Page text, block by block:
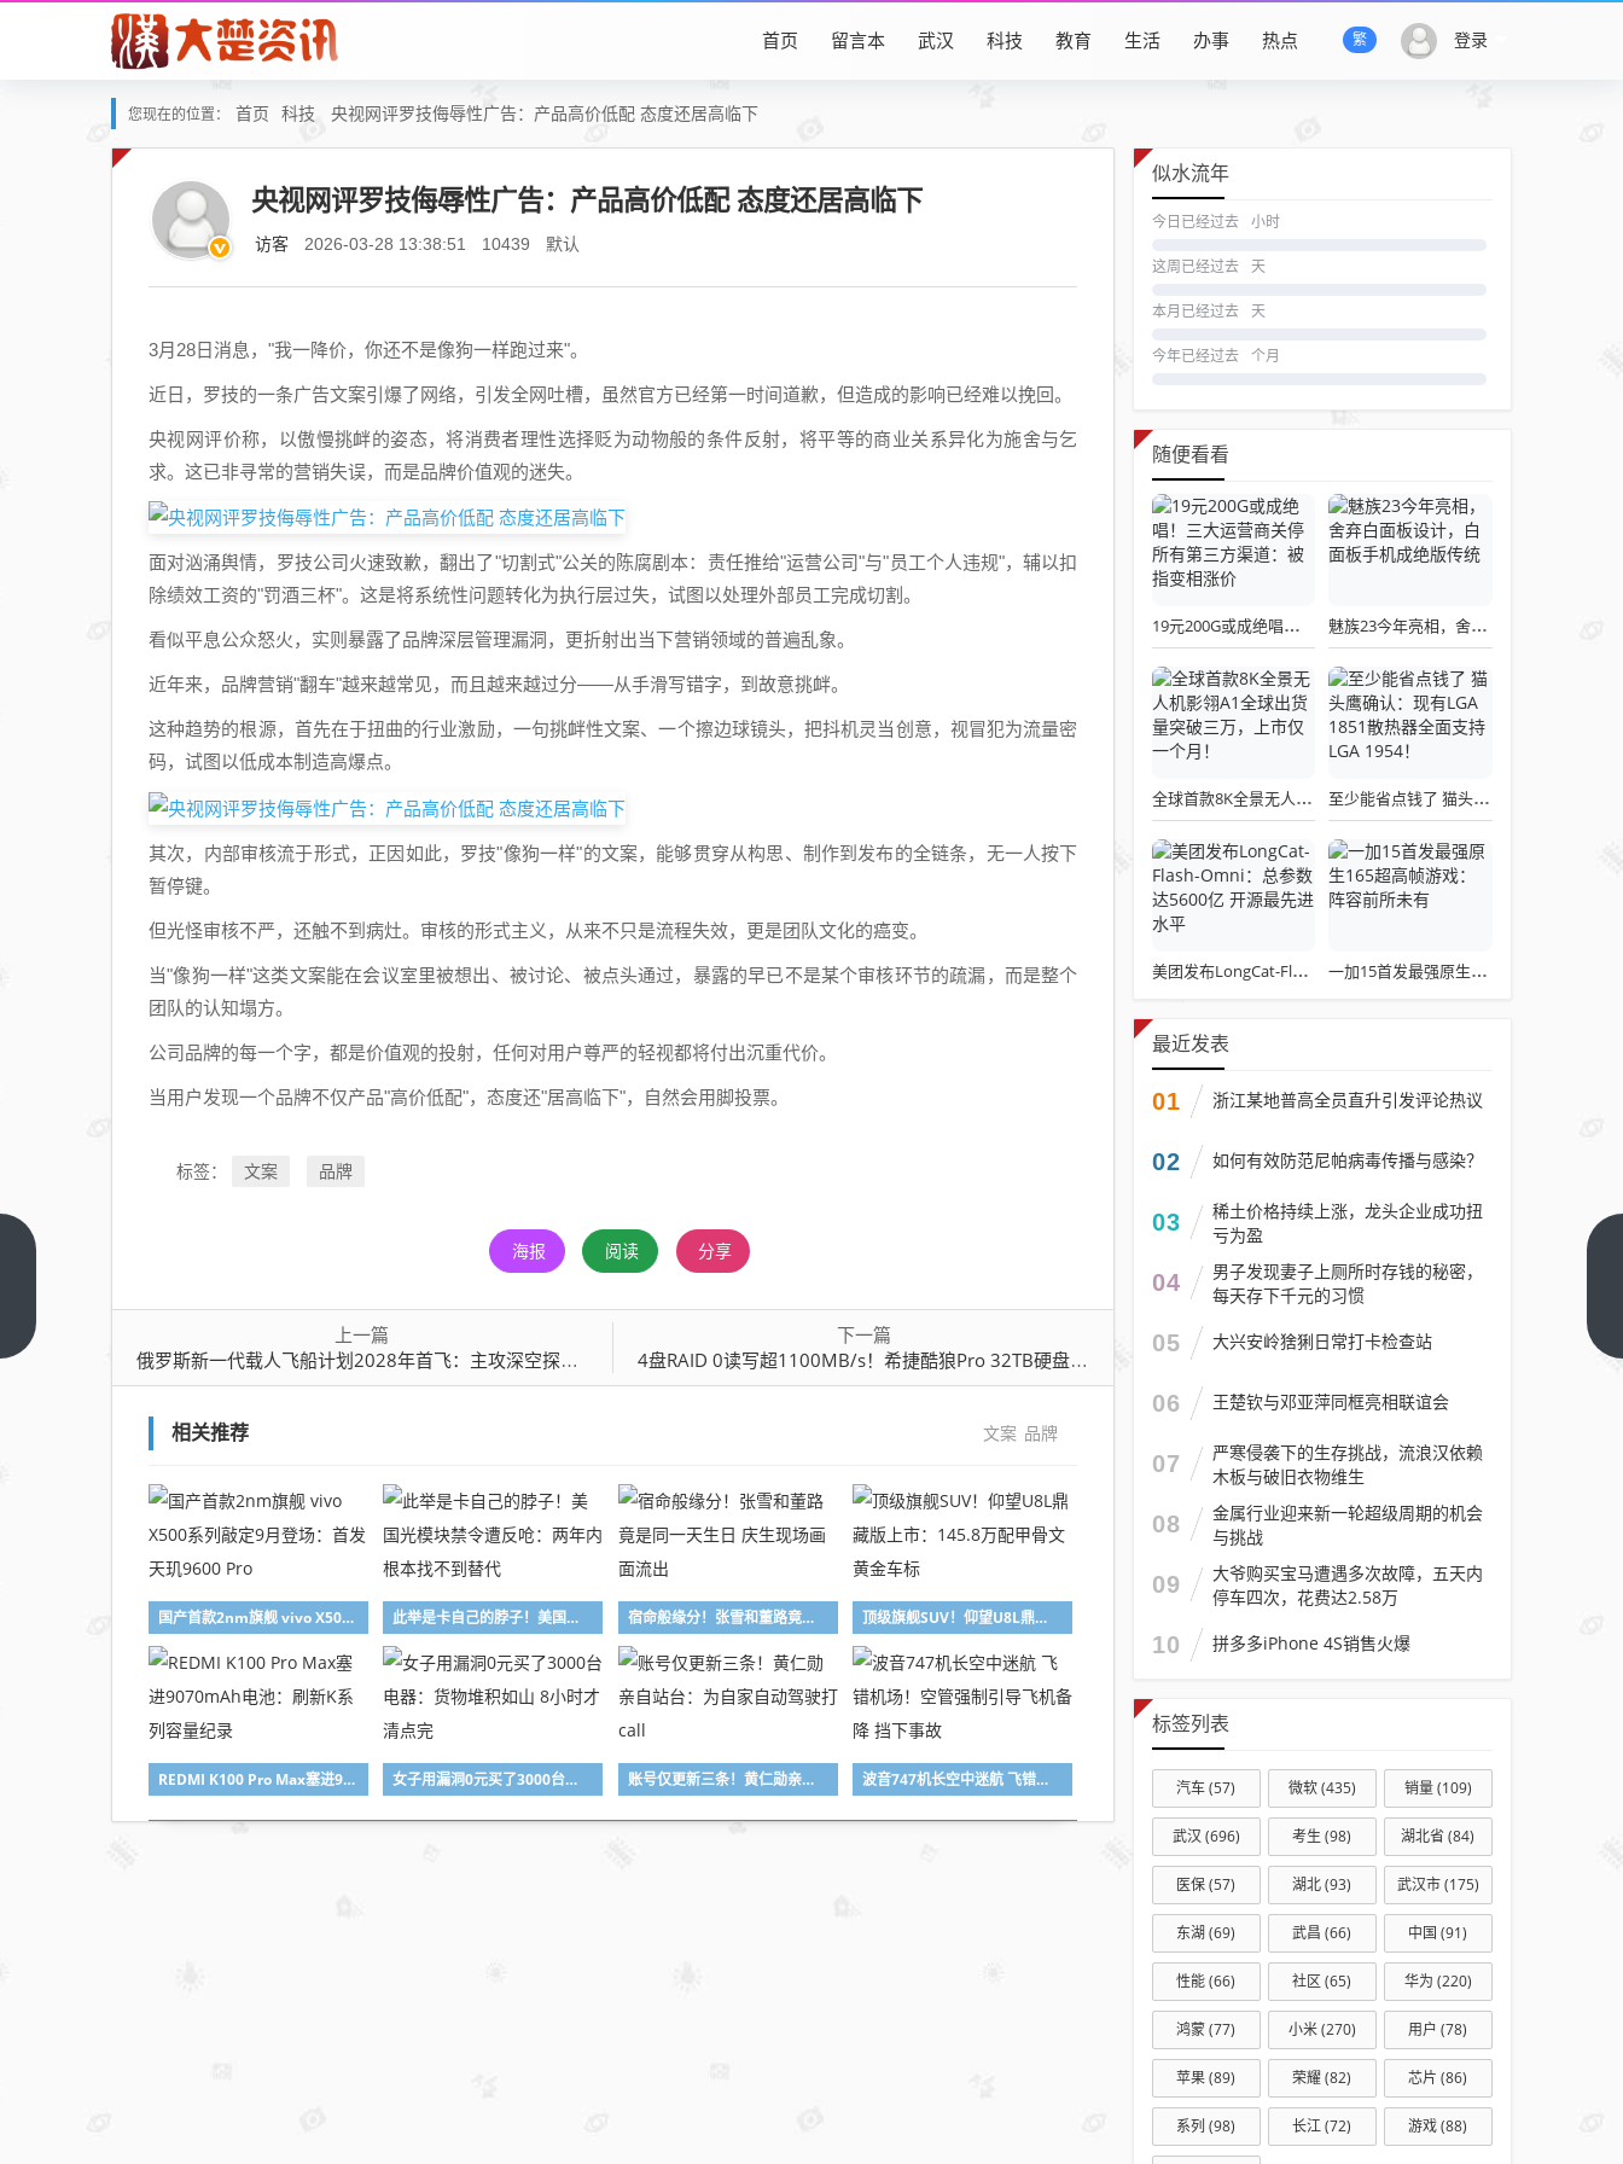
登录
繁
首页 留言本 武汉 科技 教育 生活 办事 热点
您现在的位置： 首页 科技 央视网评罗技侮辱性广告：产品高价低配 态度还居高临下
央视网评罗技侮辱性广告：产品高价低配 态度还居高临下
访客 2026-03-28 13:38:51 10439 默认
3月28日消息，"我一降价，你还不是像狗一样跑过来"。
近日，罗技的一条广告文案引爆了网络，引发全网吐槽，虽然官方已经第一时间道歉，但造成的影响已经难以挽回。
央视网评价称，以傲慢挑衅的姿态，将消费者理性选择贬为动物般的条件反射，将平等的商业关系异化为施舍与乞
求。这已非寻常的营销失误，而是品牌价值观的迷失。
面对汹涌舆情，罗技公司火速致歉，翻出了"切割式"公关的陈腐剧本：责任推给"运营公司"与"员工个人违规"，辅以扣
除绩效工资的"罚酒三杯"。这是将系统性问题转化为执行层过失，试图以处理外部员工完成切割。
看似平息公众怒火，实则暴露了品牌深层管理漏洞，更折射出当下营销领域的普遍乱象。
近年来，品牌营销"翻车"越来越常见，而且越来越过分——从手滑写错字，到故意挑衅。
这种趋势的根源，首先在于扭曲的行业激励，一句挑衅性文案、一个擦边球镜头，把抖机灵当创意，视冒犯为流量密
码，试图以低成本制造高爆点。
其次，内部审核流于形式，正因如此，罗技"像狗一样"的文案，能够贯穿从构思、制作到发布的全链条，无一人按下
暂停键。
但光怪审核不严，还触不到病灶。审核的形式主义，从来不只是流程失效，更是团队文化的癌变。
当"像狗一样"这类文案能在会议室里被想出、被讨论、被点头通过，暴露的早已不是某个审核环节的疏漏，而是整个
团队的认知塌方。
公司品牌的每一个字，都是价值观的投射，任何对用户尊严的轻视都将付出沉重代价。
当用户发现一个品牌不仅产品"高价低配"，态度还"居高临下"，自然会用脚投票。
标签： 文案 品牌
海报 阅读 分享
上一篇
俄罗斯新一代载人飞船计划2028年首飞：主攻深空探测任务
下一篇
4盘RAID 0读写超1100MB/s！希捷酷狼Pro 32TB硬盘评测：百万文件快速完成备份
4盘RAID 0读
件快速完成
相关推荐 文案 品牌
国产首款2nm旗舰 vivo X500系列敲定9月登场：首发天玑9600 Pro 此举是卡自己的脖子！美国光模块禁令遭反呛：两年内根本找不到替代 宿命般缘分！张雪和董路竟是同一天生日 庆生现场画面流出 顶级旗舰SUV！仰望U8L鼎藏版上市：145.8万配甲骨文黄金车标
REDMI K100 Pro Max塞进9070mAh电池：刷新K系列容量纪录 女子用漏洞0元买了3000台电器：货物堆积如山 8小时才清点完 账号仅更新三条！黄仁勋亲自站台：为自家自动驾驶打call 波音747机长空中迷航 飞错机场！空管强制引导飞机备降 挡下事故
似水流年
今日已经过去 小时
这周已经过去 天
本月已经过去 天
今年已经过去 个月
随便看看
19元200G或成绝唱！三大运营商关停所有第三方渠道：被指变相涨价 魅族23今年亮相，舍弃白面板设计，白面板手机成绝版传统
全球首款8K全景无人机影翎A1全球出货量突破三万，上市仅一个月！ 至少能省点钱了 猫头鹰确认：现有LGA 1851散热器全面支持LGA 1954！
美团发布LongCat-Flash-Omni：总参数达5600亿 开源最先进水平 一加15首发最强原生165超高帧游戏：阵容前所未有
最近发表
01 浙江某地普高全员直升引发评论热议
02 如何有效防范尼帕病毒传播与感染？
03
稀土价格持续上涨，龙头企业成功扭
亏为盈
04
男子发现妻子上厕所时存钱的秘密，
每天存下千元的习惯
05 大兴安岭猞猁日常打卡检查站
06 王楚钦与邓亚萍同框亮相联谊会
07
严寒侵袭下的生存挑战，流浪汉依赖
木板与破旧衣物维生
08
金属行业迎来新一轮超级周期的机会
与挑战
09
大爷购买宝马遭遇多次故障，五天内
停车四次，花费达2.58万
10 拼多多iPhone 4S销售火爆
标签列表
汽车(57) 微软(435) 销量(109)
武汉 (696) 考生 (98) 湖北省 (84)
医保(57) 湖北(93) 武汉市(175)
东湖 (69) 武昌 (66) 中国 (91)
性能(66) 社区 (65) 华为 (220)
鸿蒙(77) 小米(270) 用户 (78)
苹果(89) 荣耀(82) 芯片 (86)
系列 (98) 长江(72) 游戏(88)